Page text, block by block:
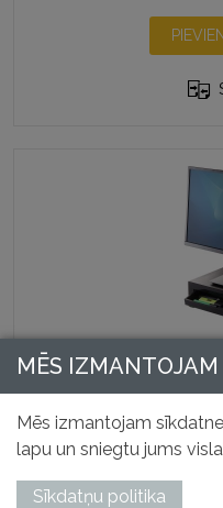
Designer
MĒS
Mēs izmantojam
lapu un sniegtu jums
Sīkdatņu politika